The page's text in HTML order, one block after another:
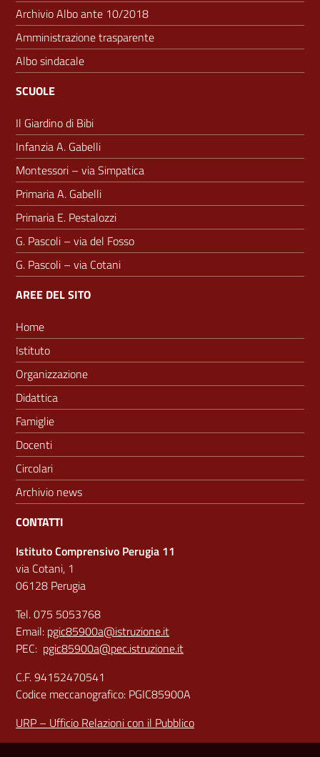
Archivio Albo ante 10/2018
Amministrazione trasparente
Albo sindacale
SCUOLE
Il Giardino di Bibi
Infanzia A. Gabelli
Montessori – via Simpatica
Primaria A. Gabelli
Primaria E. Pestalozzi
G. Pascoli – via del Fosso
G. Pascoli – via Cotani
AREE DEL SITO
Home
Istituto
Organizzazione
Didattica
Famiglie
Docenti
Circolari
Archivio news
CONTATTI
Istituto Comprensivo Perugia 11
via Cotani, 1
06128 Perugia
Tel. 075 5053768
Email: pgic85900a@istruzione.it
PEC: pgic85900a@pec.istruzione.it
C.F. 94152470541
Codice meccanografico: PGIC85900A
URP – Ufficio Relazioni con il Pubblico